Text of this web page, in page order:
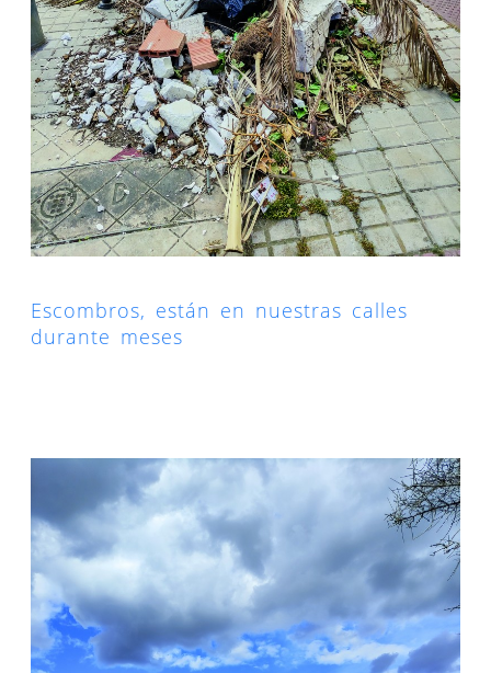
Escombros, están en nuestras calles
durante meses